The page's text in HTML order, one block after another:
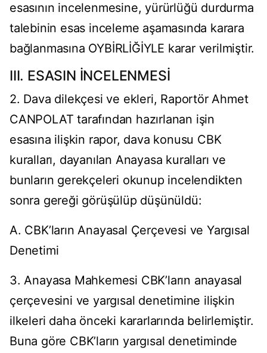
esasının incelenmesine, yürürlüğü durdurma
talebinin esas inceleme aşamasında karara
bağlanmasına OYBİRLİĞİYLE karar verilmiştir.
III. ESASIN İNCELENMESİ
2. Dava dilekçesi ve ekleri, Raportör Ahmet
CANPOLAT tarafından hazırlanan işin
esasına ilişkin rapor, dava konusu CBK
kuralları, dayanılan Anayasa kuralları ve
bunların gerekçeleri okunup incelendikten
sonra gereği görüşülüp düşünüldü:
A. CBK’ların Anayasal Çerçevesi ve Yargısal
Denetimi
3. Anayasa Mahkemesi CBK’ların anayasal
çerçevesini ve yargısal denetimine ilişkin
ilkeleri daha önceki kararlarında belirlemiştir.
Buna göre CBK’ların yargısal denetiminde